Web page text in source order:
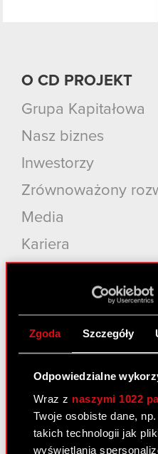
Zgoda Szczegóły
Odpowiedzialne
Wraz z naszymi 1022
Twoje osobiste dane,
takich technologii jak
wyświetlania
O CD PROJEKT
Grupa Kapitałowa
Nasz biznes
Inwestorzy
Zrównoważony
Media
Kariera
Produkty
Wiedźmin 3: Dziki
Wiedźmin 2: